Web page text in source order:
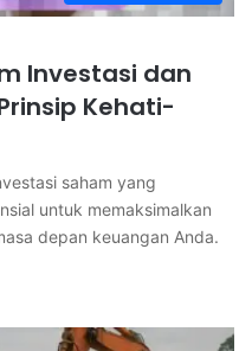
Investasi dan
Kehati-
saham yang
untuk memaksimalkan
depan keuangan Anda.